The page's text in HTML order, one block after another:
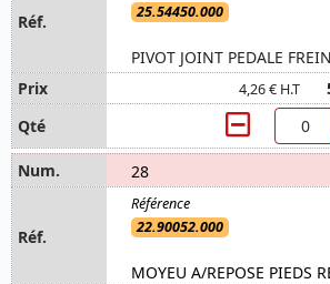
25.54450.000
PIVOT JOINT PEDALE
4,26 € H.T
28
22.90052.000
MOYEU A/REPOSE PIEDS